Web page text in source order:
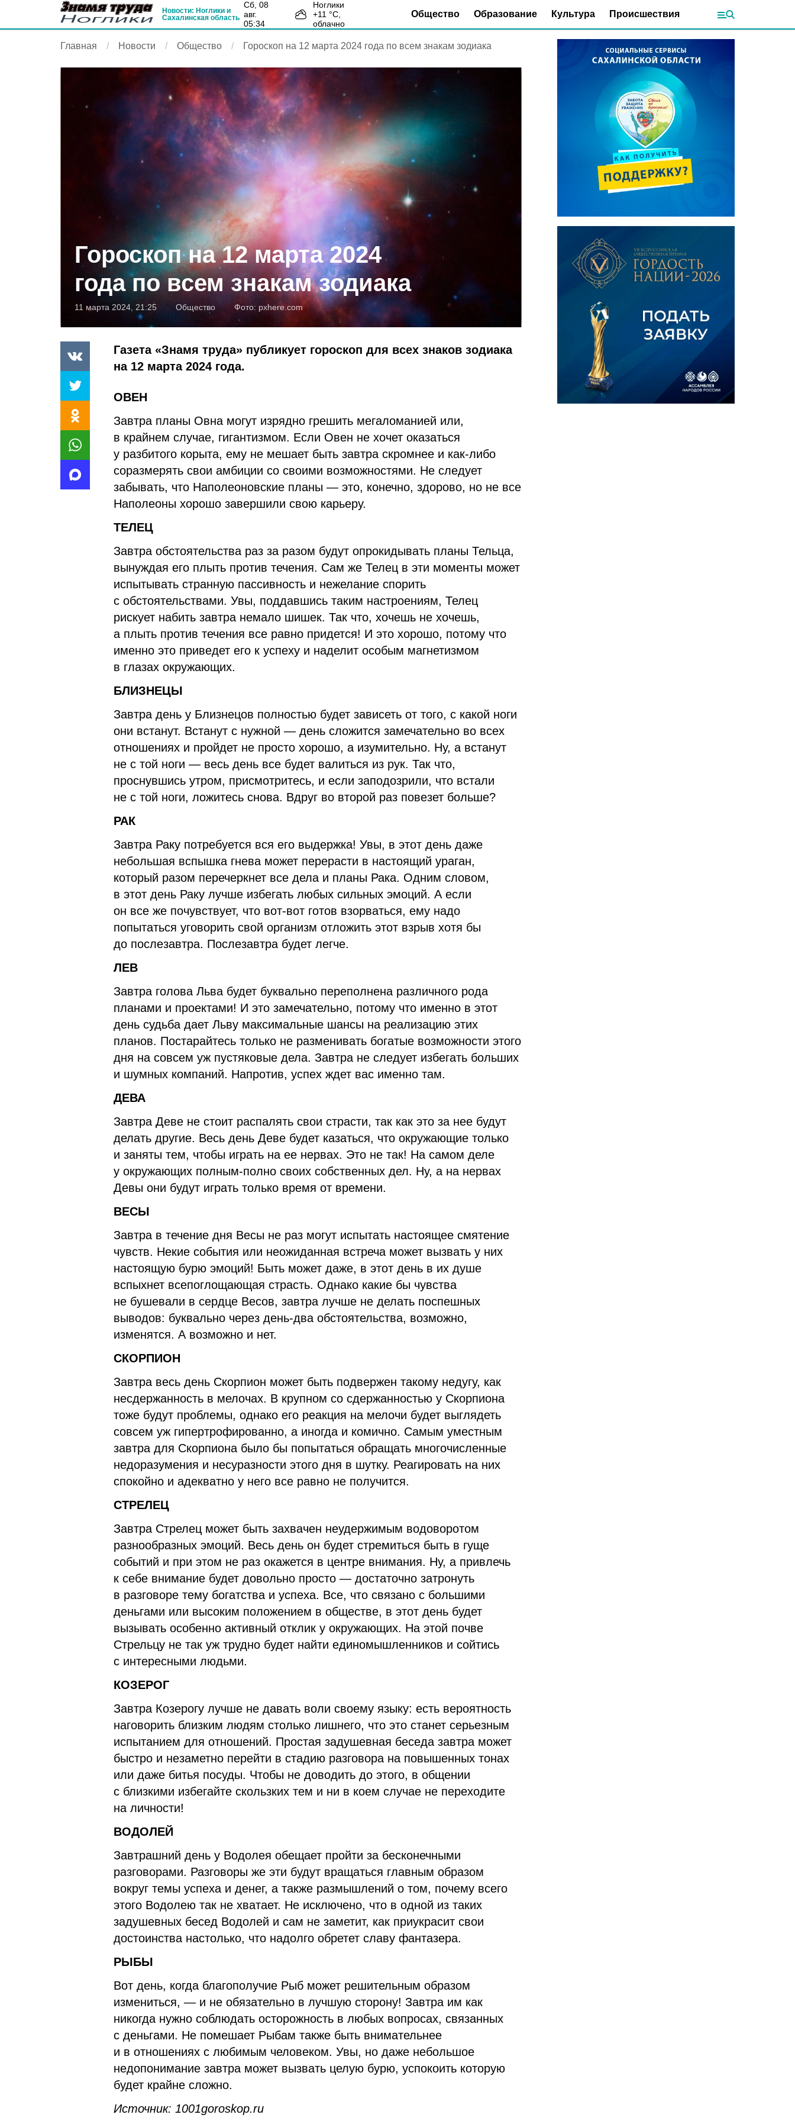
Новости: Ноглики и
Сахалинская область
сб, 08
авг.
05:34
Ноглики
+11 °С,
облачно
Общество Образование Культура Происшествия
Главная Новости Общество Гороскоп на 12 марта 2024 года по всем знакам зодиака
Гороскоп на 12 марта 2024
года по всем знакам зодиака
11 марта 2024, 21:25 Общество Фото: pxhere.com
Газета «Знамя труда» публикует гороскоп для всех знаков зодиака
на 12 марта 2024 года.
ОВЕН
Завтра планы Овна могут изрядно грешить мегаломанией или,
в крайнем случае, гигантизмом. Если Овен не хочет оказаться
у разбитого корыта, ему не мешает быть завтра скромнее и как-либо
соразмерять свои амбиции со своими возможностями. Не следует
забывать, что Наполеоновские планы — это, конечно, здорово, но не все
Наполеоны хорошо завершили свою карьеру.
ТЕЛЕЦ
Завтра обстоятельства раз за разом будут опрокидывать планы Тельца,
вынуждая его плыть против течения. Сам же Телец в эти моменты может
испытывать странную пассивность и нежелание спорить
с обстоятельствами. Увы, поддавшись таким настроениям, Телец
рискует набить завтра немало шишек. Так что, хочешь не хочешь,
а плыть против течения все равно придется! И это хорошо, потому что
именно это приведет его к успеху и наделит особым магнетизмом
в глазах окружающих.
БЛИЗНЕЦЫ
Завтра день у Близнецов полностью будет зависеть от того, с какой ноги
они встанут. Встанут с нужной — день сложится замечательно во всех
отношениях и пройдет не просто хорошо, а изумительно. Ну, а встанут
не с той ноги — весь день все будет валиться из рук. Так что,
проснувшись утром, присмотритесь, и если заподозрили, что встали
не с той ноги, ложитесь снова. Вдруг во второй раз повезет больше?
РАК
Завтра Раку потребуется вся его выдержка! Увы, в этот день даже
небольшая вспышка гнева может перерасти в настоящий ураган,
который разом перечеркнет все дела и планы Рака. Одним словом,
в этот день Раку лучше избегать любых сильных эмоций. А если
он все же почувствует, что вот-вот готов взорваться, ему надо
попытаться уговорить свой организм отложить этот взрыв хотя бы
до послезавтра. Послезавтра будет легче.
ЛЕВ
Завтра голова Льва будет буквально переполнена различного рода
планами и проектами! И это замечательно, потому что именно в этот
день судьба дает Льву максимальные шансы на реализацию этих
планов. Постарайтесь только не разменивать богатые возможности этого
дня на совсем уж пустяковые дела. Завтра не следует избегать больших
и шумных компаний. Напротив, успех ждет вас именно там.
ДЕВА
Завтра Деве не стоит распалять свои страсти, так как это за нее будут
делать другие. Весь день Деве будет казаться, что окружающие только
и заняты тем, чтобы играть на ее нервах. Это не так! На самом деле
у окружающих полным-полно своих собственных дел. Ну, а на нервах
Девы они будут играть только время от времени.
ВЕСЫ
Завтра в течение дня Весы не раз могут испытать настоящее смятение
чувств. Некие события или неожиданная встреча может вызвать у них
настоящую бурю эмоций! Быть может даже, в этот день в их душе
вспыхнет всепоглощающая страсть. Однако какие бы чувства
не бушевали в сердце Весов, завтра лучше не делать поспешных
выводов: буквально через день-два обстоятельства, возможно,
изменятся. А возможно и нет.
СКОРПИОН
Завтра весь день Скорпион может быть подвержен такому недугу, как
несдержанность в мелочах. В крупном со сдержанностью у Скорпиона
тоже будут проблемы, однако его реакция на мелочи будет выглядеть
совсем уж гипертрофированно, а иногда и комично. Самым уместным
завтра для Скорпиона было бы попытаться обращать многочисленные
недоразумения и несуразности этого дня в шутку. Реагировать на них
спокойно и адекватно у него все равно не получится.
СТРЕЛЕЦ
Завтра Стрелец может быть захвачен неудержимым водоворотом
разнообразных эмоций. Весь день он будет стремиться быть в гуще
событий и при этом не раз окажется в центре внимания. Ну, а привлечь
к себе внимание будет довольно просто — достаточно затронуть
в разговоре тему богатства и успеха. Все, что связано с большими
деньгами или высоким положением в обществе, в этот день будет
вызывать особенно активный отклик у окружающих. На этой почве
Стрельцу не так уж трудно будет найти единомышленников и сойтись
с интересными людьми.
КОЗЕРОГ
Завтра Козерогу лучше не давать воли своему языку: есть вероятность
наговорить близким людям столько лишнего, что это станет серьезным
испытанием для отношений. Простая задушевная беседа завтра может
быстро и незаметно перейти в стадию разговора на повышенных тонах
или даже битья посуды. Чтобы не доводить до этого, в общении
с близкими избегайте скользких тем и ни в коем случае не переходите
на личности!
ВОДОЛЕЙ
Завтрашний день у Водолея обещает пройти за бесконечными
разговорами. Разговоры же эти будут вращаться главным образом
вокруг темы успеха и денег, а также размышлений о том, почему всего
этого Водолею так не хватает. Не исключено, что в одной из таких
задушевных бесед Водолей и сам не заметит, как приукрасит свои
достоинства настолько, что надолго обретет славу фантазера.
РЫБЫ
Вот день, когда благополучие Рыб может решительным образом
измениться, — и не обязательно в лучшую сторону! Завтра им как
никогда нужно соблюдать осторожность в любых вопросах, связанных
с деньгами. Не помешает Рыбам также быть внимательнее
и в отношениях с любимым человеком. Увы, но даже небольшое
недопонимание завтра может вызвать целую бурю, успокоить которую
будет крайне сложно.
Источник: 1001goroskop.ru